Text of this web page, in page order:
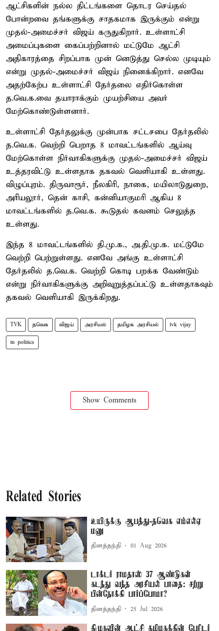
ஆட்சிகளின் நல்ல திட்டங்களை தொடர செய்தல்
போன்றவை தங்களுக்கு சாதகமாக இருக்கும் என்று
முதல்-அமைச்சர் விஜய் கருதுகிறார். உள்ளாட்சி
அமைப்புகளை கைப்பற்றினால் மட்டுமே ஆட்சி
அதிகாரத்தை சிறப்பாக முன் னெடுத்து செல்ல முடியும்
என்று முதல்-அமைச்சர் விஜய் நினைக்கிறார். எனவே
அதற்கேற்ப உள்ளாட்சி தேர்தலை எதிர்கொள்ள
த.வெ.க.வை தயாராக்கும் முயற்சியை அவர்
மேற்கொண்டுள்ளனார்.
உள்ளாட்சி தேர்தலுக்கு முன்பாக சட்டசபை தேர்தலில்
த.வெ.க. வெற்றி பெறாத 8 மாவட்டங்களில் ஆய்வு
மேற்கொள்ள நிர்வாகிகளுக்கு முதல்-அமைச்சர் விஜய்
உத்தரவிட்டு உள்ளதாக தகவல் வெளியாகி உள்ளது.
விழுப்புரம். திருவாரூர், நீலகிரி, நாகை, மயிலாடுதுறை,
அரியலூர், தென் காசி, கன்னியாகுமரி ஆகிய 8
மாவட்டங்களில் த.வெ.க. கூடுதல் கவனம் செலுத்த
உள்ளது.
இந்த 8 மாவட்டங்களில் தி.மு.க., அ.தி.மு.க. மட்டுமே
வெற்றி பெற்றுள்ளது. எனவே அங்கு உள்ளாட்சி
தேர்தலில் த.வெ.க. வெற்றி கொடி பறக்க வேண்டும்
என்று நிர்வாகிகளுக்கு அறிவுறுத்தப்பட்டு உள்ளதாகவும்
தகவல் வெளியாகி இருக்கிறது.
TVK தவெக விஜய் அரசியல் தமிழக அரசியல் tvk vijay
tn politics
Show Comments
Related Stories
உயிருக்கு ஆபத்து-தவெக எம்எல்ஏ
மனு
தினத்தந்தி 01 Aug 2026
டாக்டர் ராமதாஸ் 37 ஆண்டுகள்
கடந்து வந்த அரசியல் பாதை: சற்று
பின்நோக்கி பார்ப்போமா?
தினத்தந்தி 25 Jul 2026
திமுகவின் ஆட்சி தமிழகத்தின் பேரிடர்